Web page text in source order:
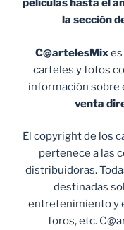
películas hasta el
la sección
C@artelesMix
carteles y fotos
información sobre
venta
El copyright de los
pertenece a las
distribuidoras.
destinadas
entretenimiento y
foros, etc.